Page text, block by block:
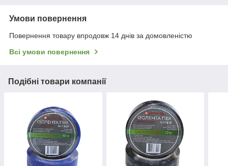
Умови повернення
Повернення товару впродовж 14 днів за домовленістю
Всі умови повернення
Подібні товари компанії